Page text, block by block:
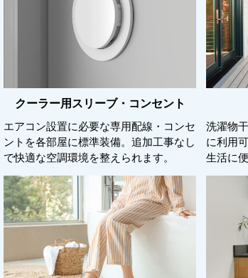
クーラー用スリーブ・コンセント
エアコン設置に必要な専用配線・コンセ
ントを各部屋に標準装備。追加工事なし
で快適な空調環境を整えられます。
洗濯物
に利用
生活に